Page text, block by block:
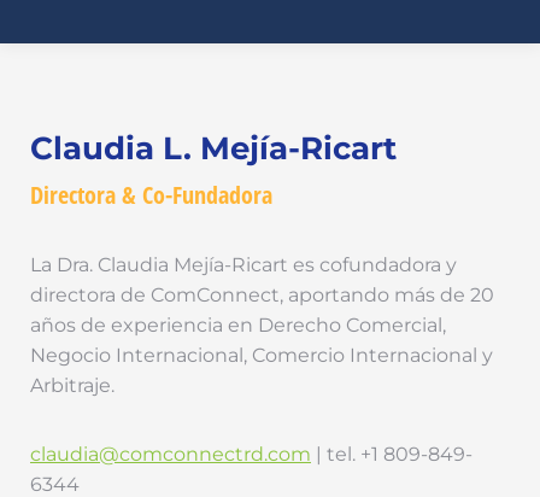
Claudia L. Mejía-Ricart
Directora & Co-Fundadora
La Dra. Claudia Mejía-Ricart es cofundadora y
directora de ComConnect, aportando más de 20
años de experiencia en Derecho Comercial,
Negocio Internacional, Comercio Internacional y
Arbitraje.
claudia@comconnectrd.com | tel. +1 809-849-
6344